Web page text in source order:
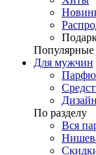
Для мужчин
По разделу
Вся